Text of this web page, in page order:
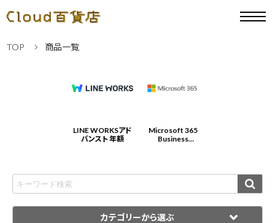
TOP 商品一覧
LINE WORKSアド
バンスト 年額
Microsoft 365
Business
カテゴリーから選ぶ